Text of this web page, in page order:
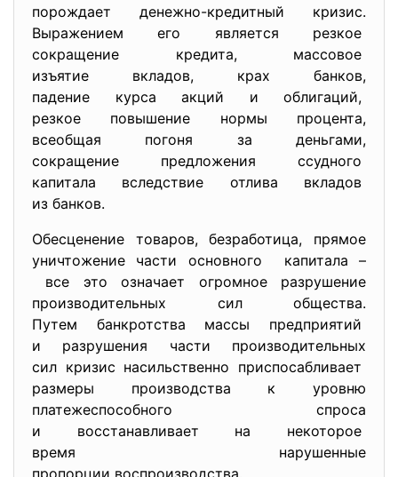
порождает денежно-кредитный кризис.
Выражением его является резкое
сокращение кредита, массовое
изъятие вкладов, крах банков,
падение курса акций и облигаций,
резкое повышение нормы процента,
всеобщая погоня за деньгами,
сокращение предложения ссудного
капитала вследствие отлива вкладов
из банков.
Обесценение товаров, безработица, прямое
уничтожение части основного капитала –
все это означает огромное разрушение
производительных сил общества.
Путем банкротства массы предприятий
и разрушения части производительных
сил кризис насильственно приспосабливает
размеры производства к уровню
платежеспособного спроса
и восстанавливает на некоторое
время нарушенные
пропорции воспроизводства.